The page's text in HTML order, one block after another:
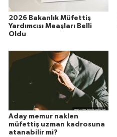
2026 Bakanlık Müfettiş
Yardımcısı Maaşları Belli
Oldu
Aday memur naklen
müfettiş uzman kadrosuna
atanabilir mi?